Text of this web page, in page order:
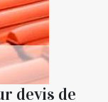
devis de